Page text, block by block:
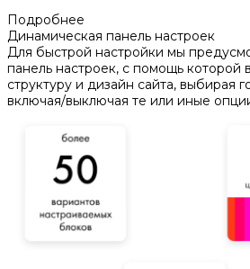
Подробнее
Динамическая панель настроек
Для быстрой настройки мы
панель настроек, с помощь которой
структуру и дизайн сайта, выбирая
включая/выключая те или иные